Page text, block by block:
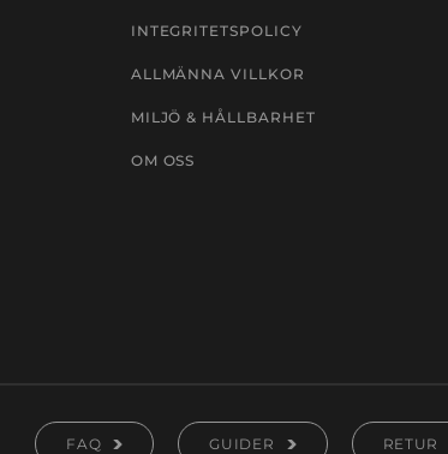
INTEGRITETSPOLICY
ALLMÄNNA VILLKOR
MILJÖ & HÅLLBARHET
OM OSS
FAQ GUIDER RETUR